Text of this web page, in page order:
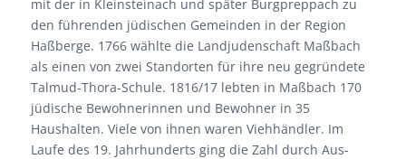
mit der in Kleinsteinach und später Burgpreppach zu
den führenden jüdischen Gemeinden in der Region
Haßberge. 1766 wählte die Landjudenschaft Maßbach
als einen von zwei Standorten für ihre neu gegründete
Talmud-Thora-Schule. 1816/17 lebten in Maßbach 170
jüdische Bewohnerinnen und Bewohner in 35
Haushalten. Viele von ihnen waren Viehhändler. Im
Laufe des 19. Jahrhunderts ging die Zahl durch Aus-